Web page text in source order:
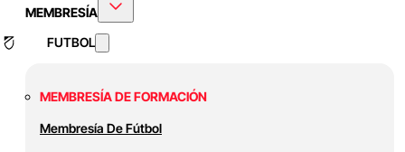
MEMBRESÍA
FUTBOL
MEMBRESÍA DE FORMACIÓN
Membresía De Fútbol